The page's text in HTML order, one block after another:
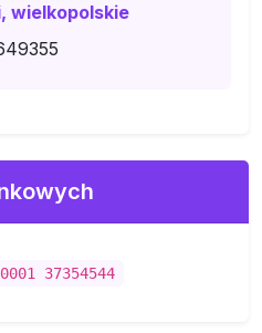
wielkopolskie
37354544